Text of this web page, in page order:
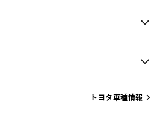
トヨタ車種情報